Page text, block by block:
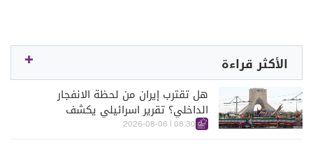
الأكثر قراءة
هل تقترب إيران من لحظة الانفجار
الداخلي؟ تقرير اسرائيلي يكشف
الكواليس
08:30 | 2026-08-06